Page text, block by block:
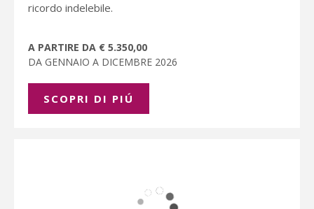
ricordo indelebile.
A PARTIRE DA € 5.350,00
DA GENNAIO A DICEMBRE 2026
SCOPRI DI PIÚ